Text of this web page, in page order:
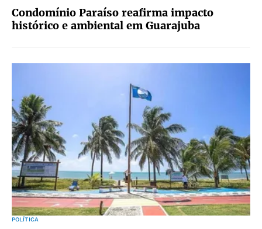
Condomínio Paraíso reafirma impacto
histórico e ambiental em Guarajuba
POLÍTICA